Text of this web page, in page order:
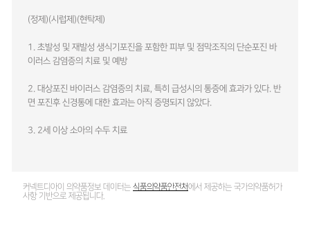
(정제)(시럽제)(현탁제)
1. 초발성 및 재발성 생식기포진을 포함한 피부 및 점막조직의 단순포진 바
이러스 감염증의 치료 및 예방
2. 대상포진 바이러스 감염증의 치료, 특히 급성시의 통증에 효과가 있다. 반
면 포진후 신경통에 대한 효과는 아직 증명되지 않았다.
3. 2세 이상 소아의 수두 치료
커넥트디아이 의약품정보 데이터는 식품의약품안전처에서 제공하는 국가의약품허가
사항 기반으로 제공됩니다.